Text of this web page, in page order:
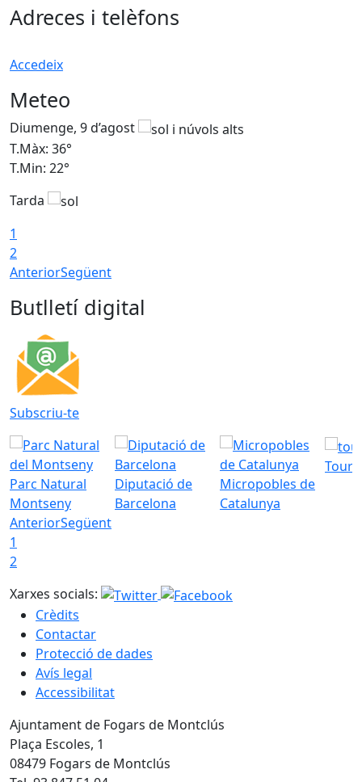
Adreces i telèfons
Accedeix
Meteo
Diumenge, 9 d’agost
T.Màx: 36°
T.Min: 22°
Tarda
1
2
AnteriorSegüent
Butlletí digital
Subscriu-te
Parc Natural
Montseny
Diputació de
Barcelona
Micropobles de
Catalunya
AnteriorSegüent
1
2
Xarxes socials:
Crèdits
Contactar
Protecció de dades
Avís legal
Accessibilitat
Ajuntament de Fogars de Montclús
Plaça Escoles, 1
08479 Fogars de Montclús